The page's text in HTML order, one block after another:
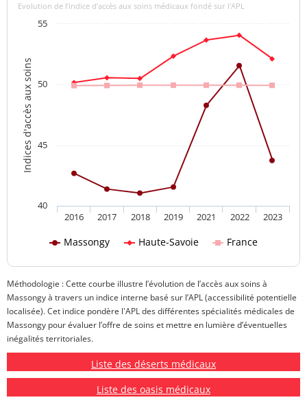
Indices d'accès aux soins
Evolution de l’indice d’accès aux soins médicaux fondé sur l'APL
Massongy Haute-Savoie France
2016 2017 2018 2019 2021 2022 2023
40
45
50
55
Méthodologie : Cette courbe illustre l’évolution de l’accès aux soins à
Massongy à travers un indice interne basé sur l’APL (accessibilité potentielle
localisée). Cet indice pondère l'APL des différentes spécialités médicales de
Massongy pour évaluer l’offre de soins et mettre en lumière d’éventuelles
inégalités territoriales.
Liste des déserts médicaux
Liste des oasis médicaux